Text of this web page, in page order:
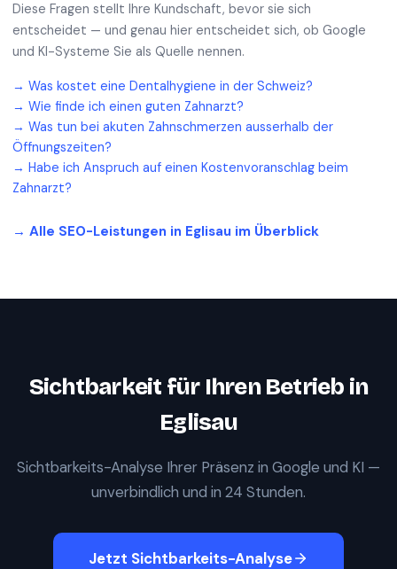
Diese Fragen stellt Ihre Kundschaft, bevor sie sich
entscheidet — und genau hier entscheidet sich, ob Google
und KI-Systeme Sie als Quelle nennen.
→ Was kostet eine Dentalhygiene in der Schweiz?
→ Wie finde ich einen guten Zahnarzt?
→ Was tun bei akuten Zahnschmerzen ausserhalb der
Öffnungszeiten?
→ Habe ich Anspruch auf einen Kostenvoranschlag beim
Zahnarzt?
→ Alle SEO-Leistungen in Eglisau im Überblick
Sichtbarkeit für Ihren Betrieb in
Eglisau
Sichtbarkeits-Analyse Ihrer Präsenz in Google und KI —
unverbindlich und in 24 Stunden.
Jetzt Sichtbarkeits-Analyse